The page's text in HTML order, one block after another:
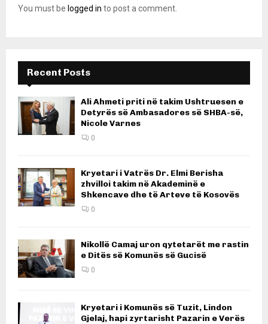
You must be logged in to post a comment.
Recent Posts
Ali Ahmeti priti në takim Ushtruesen e
Detyrës së Ambasadores së SHBA-së,
Nicole Varnes
0
Kryetari i Vatrës Dr. Elmi Berisha
zhvilloi takim në Akademinë e
Shkencave dhe të Arteve të Kosovës
0
Nikollë Camaj uron qytetarët me rastin
e Ditës së Komunës së Gucisë
0
Kryetari i Komunës së Tuzit, Lindon
Gjelaj, hapi zyrtarisht Pazarin e Verës